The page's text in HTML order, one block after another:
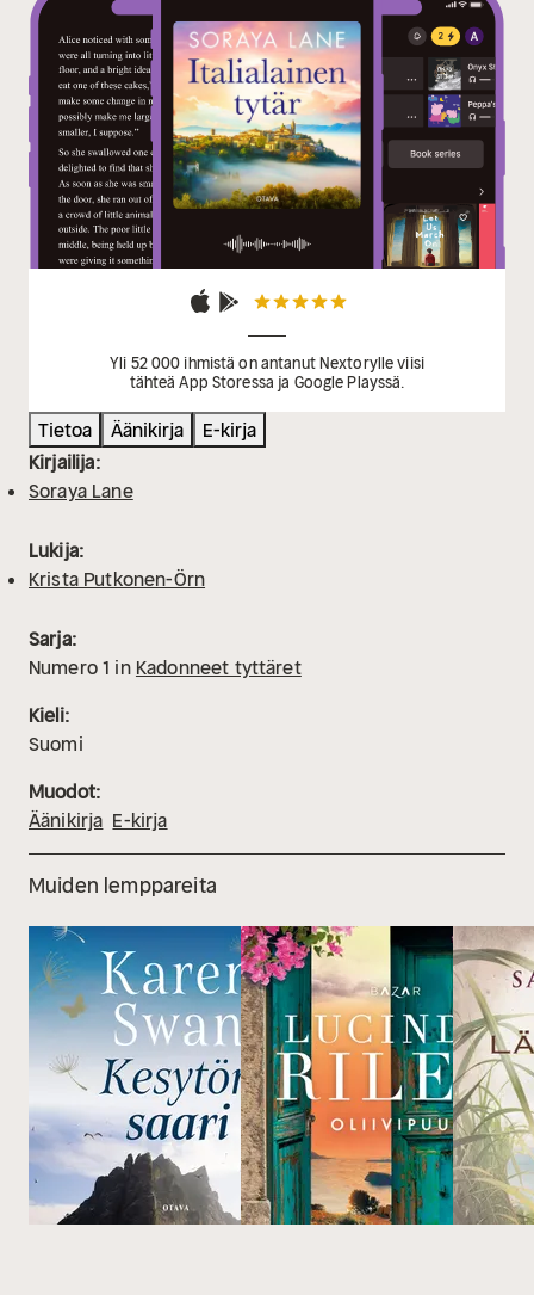
Yli 52 000 ihmistä on antanut Nextorylle viisi
tähteä App Storessa ja Google Playssä.
Tietoa Äänikirja
E-kirja
Kirjailija:
Soraya Lane
Lukija:
Krista Putkonen-Örn
Sarja:
Numero1 in Kadonneet tyttäret
Kieli:
Suomi
Muodot:
Äänikirja E-kirja
Muiden lemppareita